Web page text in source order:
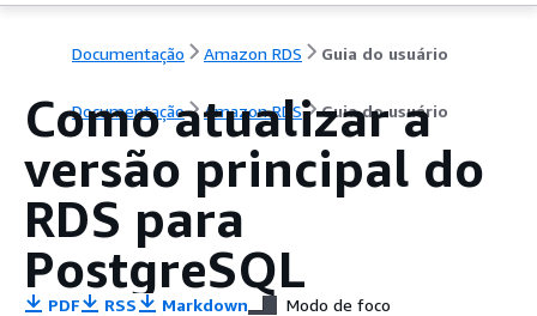
Documentação Amazon RDS Guia do usuário
Documentação Amazon RDS Guia do usuário
Como atualizar a
versão principal do
RDS para
PostgreSQL
PDF RSS Markdown Modo de foco